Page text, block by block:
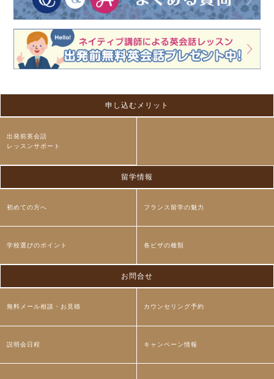
申し込むメリット
出発前英会話
レッスンサポート
留学情報
初めての方へ フランス留学の魅力
学校選びのポイント 各ビザの種類
お問合せ
無料メール相談・お見積 カウンセリング予約
説明会日程 キャンペーン情報